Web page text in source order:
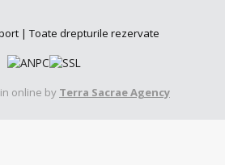
| Toate drepturile rezervate
online by Terra Sacrae Agency